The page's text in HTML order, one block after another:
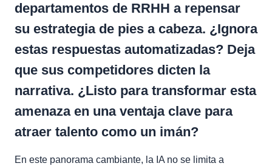
departamentos de RRHH a repensar
su estrategia de pies a cabeza. ¿Ignora
estas respuestas automatizadas? Deja
que sus competidores dicten la
narrativa. ¿Listo para transformar esta
amenaza en una ventaja clave para
atraer talento como un imán?
En este panorama cambiante, la IA no se limita a